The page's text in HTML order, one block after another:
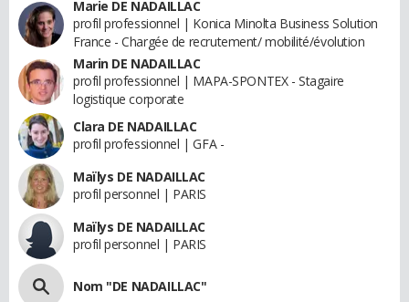
Marie DE NADAILLAC
profil professionnel | Konica Minolta Business Solution
France - Chargée de recrutement/ mobilité/évolution
Marin DE NADAILLAC
profil professionnel | MAPA-SPONTEX - Stagaire
logistique corporate
Clara DE NADAILLAC
profil professionnel | GFA -
Maïlys DE NADAILLAC
profil personnel | PARIS
Maïlys DE NADAILLAC
profil personnel | PARIS
Nom "DE NADAILLAC"